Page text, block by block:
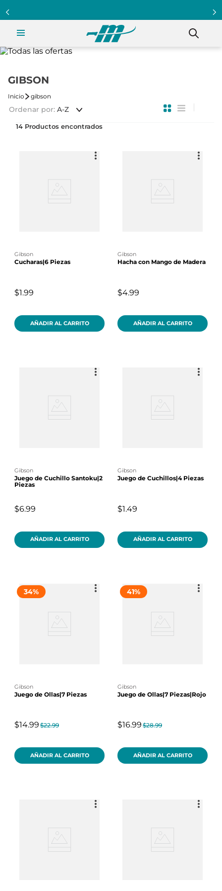
GIBSON
gibson
Ordenar por A-Z
14
gibson
Cucharas|6 Piezas
$1.99
AÑADIR AL CARRITO
gibson
Hacha con Mango de Madera
$4.99
AÑADIR AL CARRITO
gibson
Juego de Cuchillo Santoku|2
Piezas
$6.99
AÑADIR AL CARRITO
gibson
Juego de Cuchillos|4 Piezas
$1.49
AÑADIR AL CARRITO
34%
gibson
Juego de Ollas|7 Piezas
$14.99 $22.99
AÑADIR AL CARRITO
41%
gibson
Juego de Ollas|7 Piezas|Rojo
$16.99 $28.99
AÑADIR AL CARRITO